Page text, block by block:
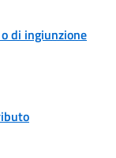
di ingiunzione